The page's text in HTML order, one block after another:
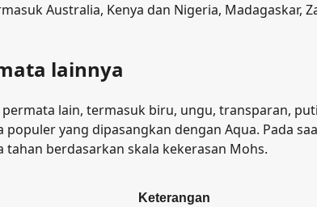
Australia, Kenya dan Nigeria, Madagaskar,
lainnya
lain, termasuk biru, ungu, transparan,
yang dipasangkan dengan Aqua. Pada
berdasarkan skala kekerasan Mohs.
Keterangan